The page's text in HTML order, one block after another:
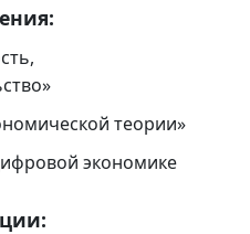
теории»
экономике